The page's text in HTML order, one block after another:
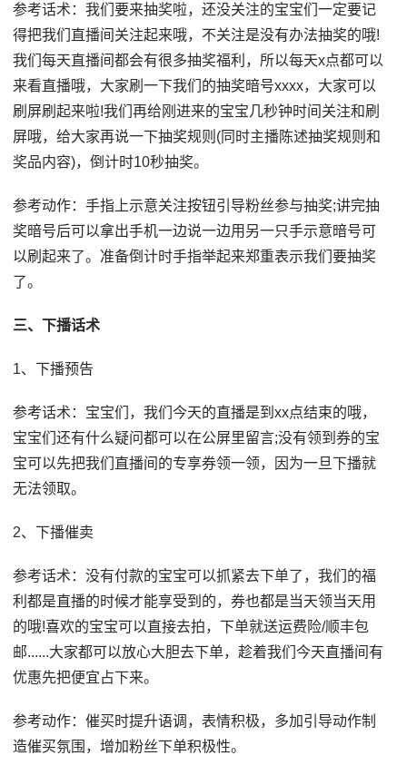
参考话术：我们要来抽奖啦，还没关注的宝宝们一定要记
得把我们直播间关注起来哦，不关注是没有办法抽奖的哦!
我们每天直播间都会有很多抽奖福利，所以每天x点都可以
来看直播哦，大家刷一下我们的抽奖暗号xxxx，大家可以
刷屏刷起来啦!我们再给刚进来的宝宝几秒钟时间关注和刷
屏哦，给大家再说一下抽奖规则(同时主播陈述抽奖规则和
奖品内容)，倒计时10秒抽奖。
参考动作：手指上示意关注按钮引导粉丝参与抽奖;讲完抽
奖暗号后可以拿出手机一边说一边用另一只手示意暗号可
以刷起来了。准备倒计时手指举起来郑重表示我们要抽奖
了。
三、下播话术
1、下播预告
参考话术：宝宝们，我们今天的直播是到xx点结束的哦，
宝宝们还有什么疑问都可以在公屏里留言;没有领到券的宝
宝可以先把我们直播间的专享券领一领，因为一旦下播就
无法领取。
2、下播催卖
参考话术：没有付款的宝宝可以抓紧去下单了，我们的福
利都是直播的时候才能享受到的，券也都是当天领当天用
的哦!喜欢的宝宝可以直接去拍，下单就送运费险/顺丰包
邮......大家都可以放心大胆去下单，趁着我们今天直播间有
优惠先把便宜占下来。
参考动作：催买时提升语调，表情积极，多加引导动作制
造催买氛围，增加粉丝下单积极性。